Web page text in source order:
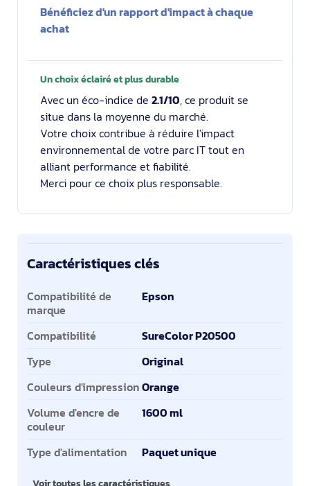
Bénéficiez d'un rapport d'impact à chaque
achat
Un choix éclairé et plus durable
Avec un éco-indice de 2.1/10, ce produit se
situe dans la moyenne du marché.
Votre choix contribue à réduire l'impact
environnemental de votre parc IT tout en
alliant performance et fiabilité.
Merci pour ce choix plus responsable.
Caractéristiques clés
Caractéristiques clés
Compatibilité de
marque
Epson
Compatibilité
SureColor P20500
Type
Original
Couleurs d'impressionOrange
Volume d'encre de
couleur
1600 ml
Type d'alimentation Paquet unique
Voir toutes les caractéristiques